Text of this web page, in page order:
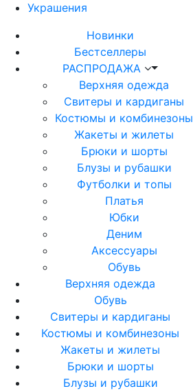
Украшения
Новинки
Бестселлеры
РАСПРОДАЖА
Верхняя одежда
Свитеры и кардиганы
Костюмы и комбинезоны
Жакеты и жилеты
Брюки и шорты
Блузы и рубашки
Футболки и топы
Платья
Юбки
Деним
Аксессуары
Обувь
Верхняя одежда
Обувь
Свитеры и кардиганы
Костюмы и комбинезоны
Жакеты и жилеты
Брюки и шорты
Блузы и рубашки